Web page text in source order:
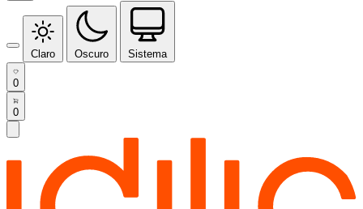
Claro Oscuro Sistema
0
0